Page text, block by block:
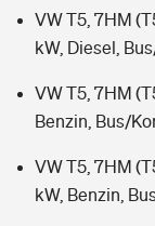
VW T5, 7HM
kW, Diesel,
VW T5, 7HM
Benzin, Bus/
VW T5, 7HM
kW, Benzin,